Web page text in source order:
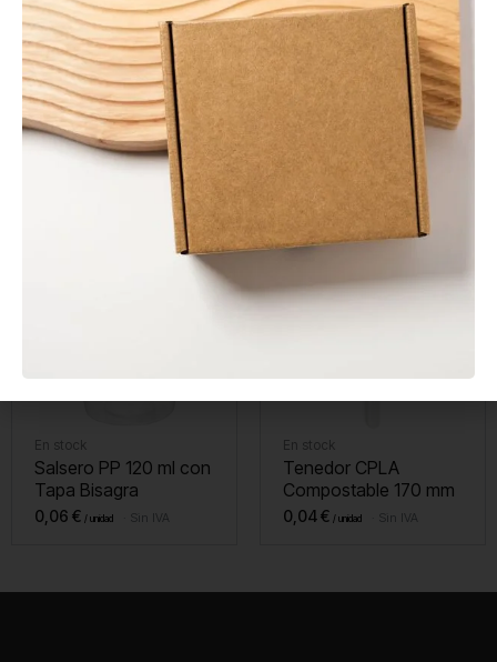
En stock
Envase Sándwich Kraft
con Ventana
Sin IVA
En stock
Agitador de Madera
Enfundado 140 mm
0,01
En stock
Salsero PP 120 ml con
Tapa Bisagra
0,06 € Sin IVA
En stock
Tenedor CPLA
Compostable 170 mm
0,04€ Sin IVA